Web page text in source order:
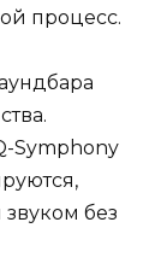
процесс.
Symphony
без